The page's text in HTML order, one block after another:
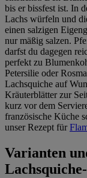
bis er bissfest ist. In
Lachs würfeln und
einen salzigen
nur mäßig salzen.
darfst du dagegen
perfekt zu
Petersilie oder
Lachsquiche auf
Kräuterblätter zur
kurz vor dem
französische Küche
unser Rezept für
Varianten